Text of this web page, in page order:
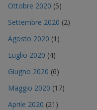
Ottobre 2020 (5)
Settembre 2020 (2)
Agosto 2020 (1)
Luglio 2020 (4)
Giugno 2020 (6)
Maggio 2020 (17)
Aprile 2020 (21)